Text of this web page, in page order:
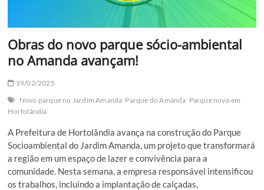
Obras do novo parque sócio-ambiental
no Amanda avançam!
19/02/2025
Novo parque no Jardim Amanda Parque do Amanda Parque novo em
Hortolândia
A Prefeitura de Hortolândia avança na construção do Parque
Socioambiental do Jardim Amanda, um projeto que transformará
a região em um espaço de lazer e convivência para a
comunidade. Nesta semana, a empresa responsável intensificou
os trabalhos, incluindo a implantação de calçadas,